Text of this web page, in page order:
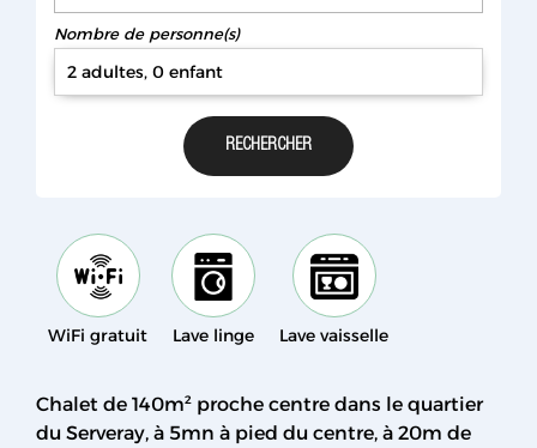
Nombre de personne(s)
2 adultes, 0 enfant
WiFi gratuit Lave linge Lave vaisselle
Chalet de 140m² proche centre dans le quartier
du Serveray, à 5mn à pied du centre, à 20m de